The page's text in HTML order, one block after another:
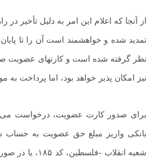
نظر گرفته شده است و کارتهای عضویت
نیز امکان پذیر خواهد بود، اما پرداخت به
شعبه انقلاب
1+
معرفی کتاب های حقوقی
0+
گفت و گو